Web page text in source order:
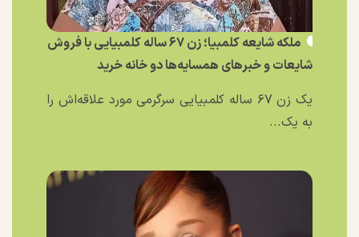
ملکه شایعه کلمبیا؛ زن ۶۷ ساله کلمبیایی با فروش
شایعات و خبر‌های همسایه‌ها دو خانه خرید
یک زن ۶۷ ساله کلمبیایی سرگرمی مورد علاقه‌اش را
به یک...